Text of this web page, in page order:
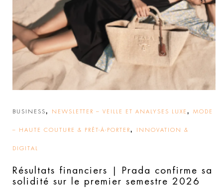
BUSINESS, NEWSLETTER – VEILLE ET ANALYSES LUXE , MODE
– HAUTE COUTURE & PRÊT-À-PORTER, INNOVATION &
DIGITAL
Résultats financiers | Prada confirme sa
solidité sur le premier semestre 2026